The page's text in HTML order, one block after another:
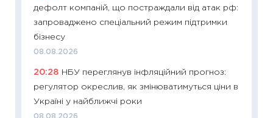
дефолт компаній, що постраждали від атак рф:
запроваджено спеціальний режим підтримки
бізнесу
08.08.2026
20:28 НБУ переглянув інфляційний прогноз:
регулятор окреслив, як змінюватимуться ціни в
Україні у найближчі роки
08.08.2026